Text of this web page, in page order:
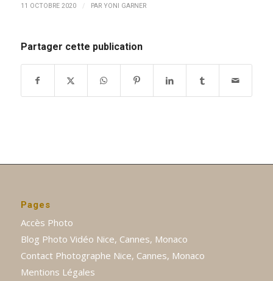
11 OCTOBRE 2020 / PAR YONI GARNER
Partager cette publication
Pages
Accès Photo
Blog Photo Vidéo Nice, Cannes, Monaco
Contact Photographe Nice, Cannes, Monaco
Mentions Légales